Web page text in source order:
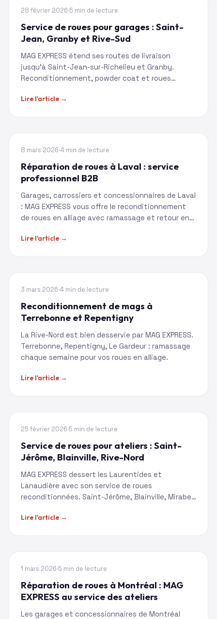
RIVE-SUD
28 février 2026·5 min de lecture
Service de roues pour garages : Saint-
Jean, Granby et Rive-Sud
MAG EXPRESS étend ses routes de livraison
jusqu'à Saint-Jean-sur-Richelieu et Granby.
Reconditionnement, powder coat et roues
Lire l'article →
RIVE-NORD
8 mars 2026·4 min de lecture
Réparation de roues à Laval : service
professionnel B2B
Garages, carrossiers et concessionnaires de Laval
: MAG EXPRESS vous offre le reconditionnement
de roues en alliage avec ramassage et retour en
Lire l'article →
RIVE-NORD
3 mars 2026·4 min de lecture
Reconditionnement de mags à
Terrebonne et Repentigny
La Rive-Nord est bien desservie par MAG EXPRESS.
Terrebonne, Repentigny, Le Gardeur : ramassage
chaque semaine pour vos roues en alliage.
Lire l'article →
RIVE-NORD
25 février 2026·5 min de lecture
Service de roues pour ateliers : Saint-
Jérôme, Blainville, Rive-Nord
MAG EXPRESS dessert les Laurentides et
Lanaudière avec son service de roues
reconditionnées. Saint-Jérôme, Blainville, Mirabel
Lire l'article →
MONTRÉAL
1 mars 2026·5 min de lecture
Réparation de roues à Montréal : MAG
EXPRESS au service des ateliers
Les garages et concessionnaires de Montréal